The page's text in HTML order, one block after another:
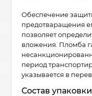
Обеспечение
предотваращения
позволяет
вложения. Пломба
период
указывается в
Состав